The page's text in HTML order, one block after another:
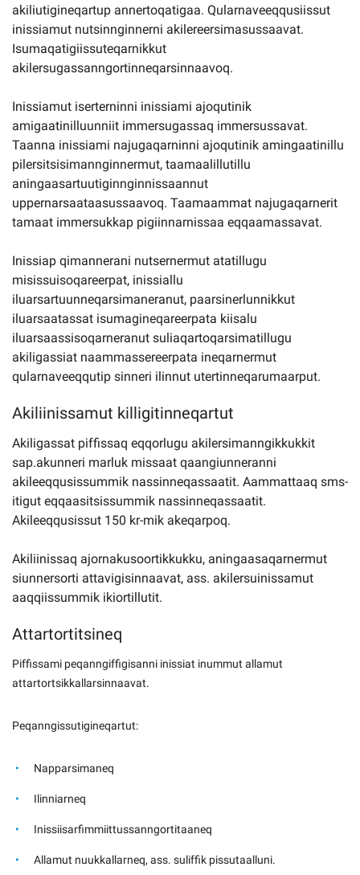
akiliutigineqartup annertoqatigaa. Qularnaveeqqusiissut
inissiamut nutsinnginnerni akilereersimasussaavat.
Isumaqatigiissuteqarnikkut
akilersugassanngortinneqarsinnaavoq.
Inissiamut iserterninni inissiami ajoqutinik
amigaatinilluunniit immersugassaq immersussavat.
Taanna inissiami najugaqarninni ajoqutinik amingaatinillu
pilersitsisimannginnermut, taamaalillutillu
aningaasartuutiginnginnissaannut
uppernarsaataasussaavoq. Taamaammat najugaqarnerit
tamaat immersukkap pigiinnarnissaa eqqaamassavat.
Inissiap qimannerani nutsernermut atatillugu
misissuisoqareerpat, inissiallu
iluarsartuunneqarsimaneranut, paarsinerlunnikkut
iluarsaatassat isumagineqareerpata kiisalu
iluarsaassisoqarneranut suliaqartoqarsimatillugu
akiligassiat naammassereerpata ineqarnermut
qularnaveeqqutip sinneri ilinnut utertinneqarumaarput.
Akiliinissamut killigitinneqartut
Akiligassat piffissaq eqqorlugu akilersimanngikkukkit
sap.akunneri marluk missaat qaangiunneranni
akileeqqusissummik nassinneqassaatit. Aammattaaq sms-
itigut eqqaasitsissummik nassinneqassaatit.
Akileeqqusissut 150 kr-mik akeqarpoq.
Akiliinissaq ajornakusoortikkukku, aningaasaqarnermut
siunnersorti attavigisinnaavat, ass. akilersuinissamut
aaqqiissummik ikiortillutit.
Attartortitsineq
Piffissami peqanngiffigisanni inissiat inummut allamut
attartortsikkallarsinnaavat.
Peqanngissutigineqartut:
Napparsimaneq
Ilinniarneq
Inissiisarfimmiittussanngortitaaneq
Allamut nuukkallarneq, ass. suliffik pissutaalluni.